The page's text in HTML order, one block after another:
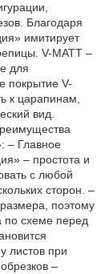
Благодаря
имитирует
V-MATT –
для
покрытие V-
к царапинам,
вид.
– Главное
– простота и
с любой
сторон. –
поэтому
по схеме перед
листов при
–